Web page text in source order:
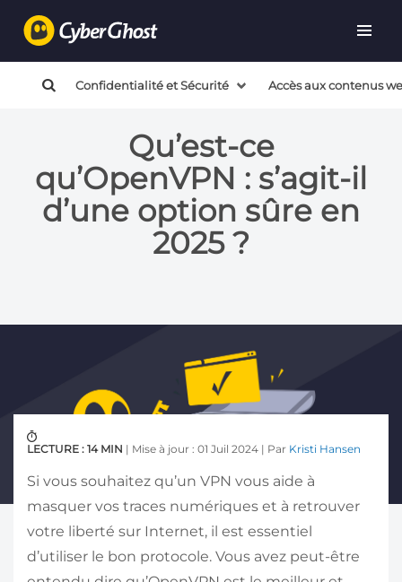
Confidentialité et Sécurité Accès aux contenus
Qu’est-ce
qu’OpenVPN : s’agit-il
d’une option sûre en
2025 ?
LECTURE : 14 MIN | Mise à jour : 01 Juil 2024 | Par Kristi Hansen
Si vous souhaitez qu’un VPN vous aide à
masquer vos traces numériques et à retrouver
votre liberté sur Internet, il est essentiel
d’utiliser le bon protocole. Vous avez peut-être